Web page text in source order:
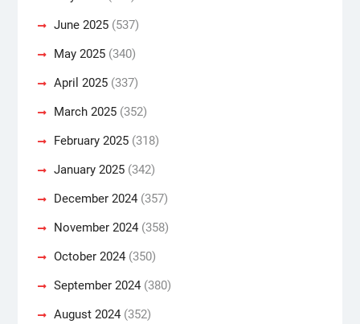
June 2025(537)
May 2025(340)
April 2025(337)
March 2025(352)
February 2025(318)
January 2025(342)
December 2024(357)
November 2024(358)
October 2024(350)
September 2024(380)
August 2024(352)